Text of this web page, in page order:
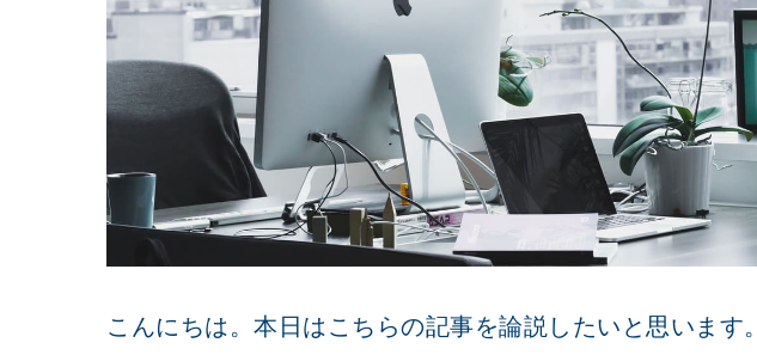
こんにちは。本日はこちらの記事を論説したいと思います。